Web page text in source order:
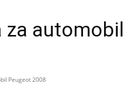
automobil
Peugeot 2008